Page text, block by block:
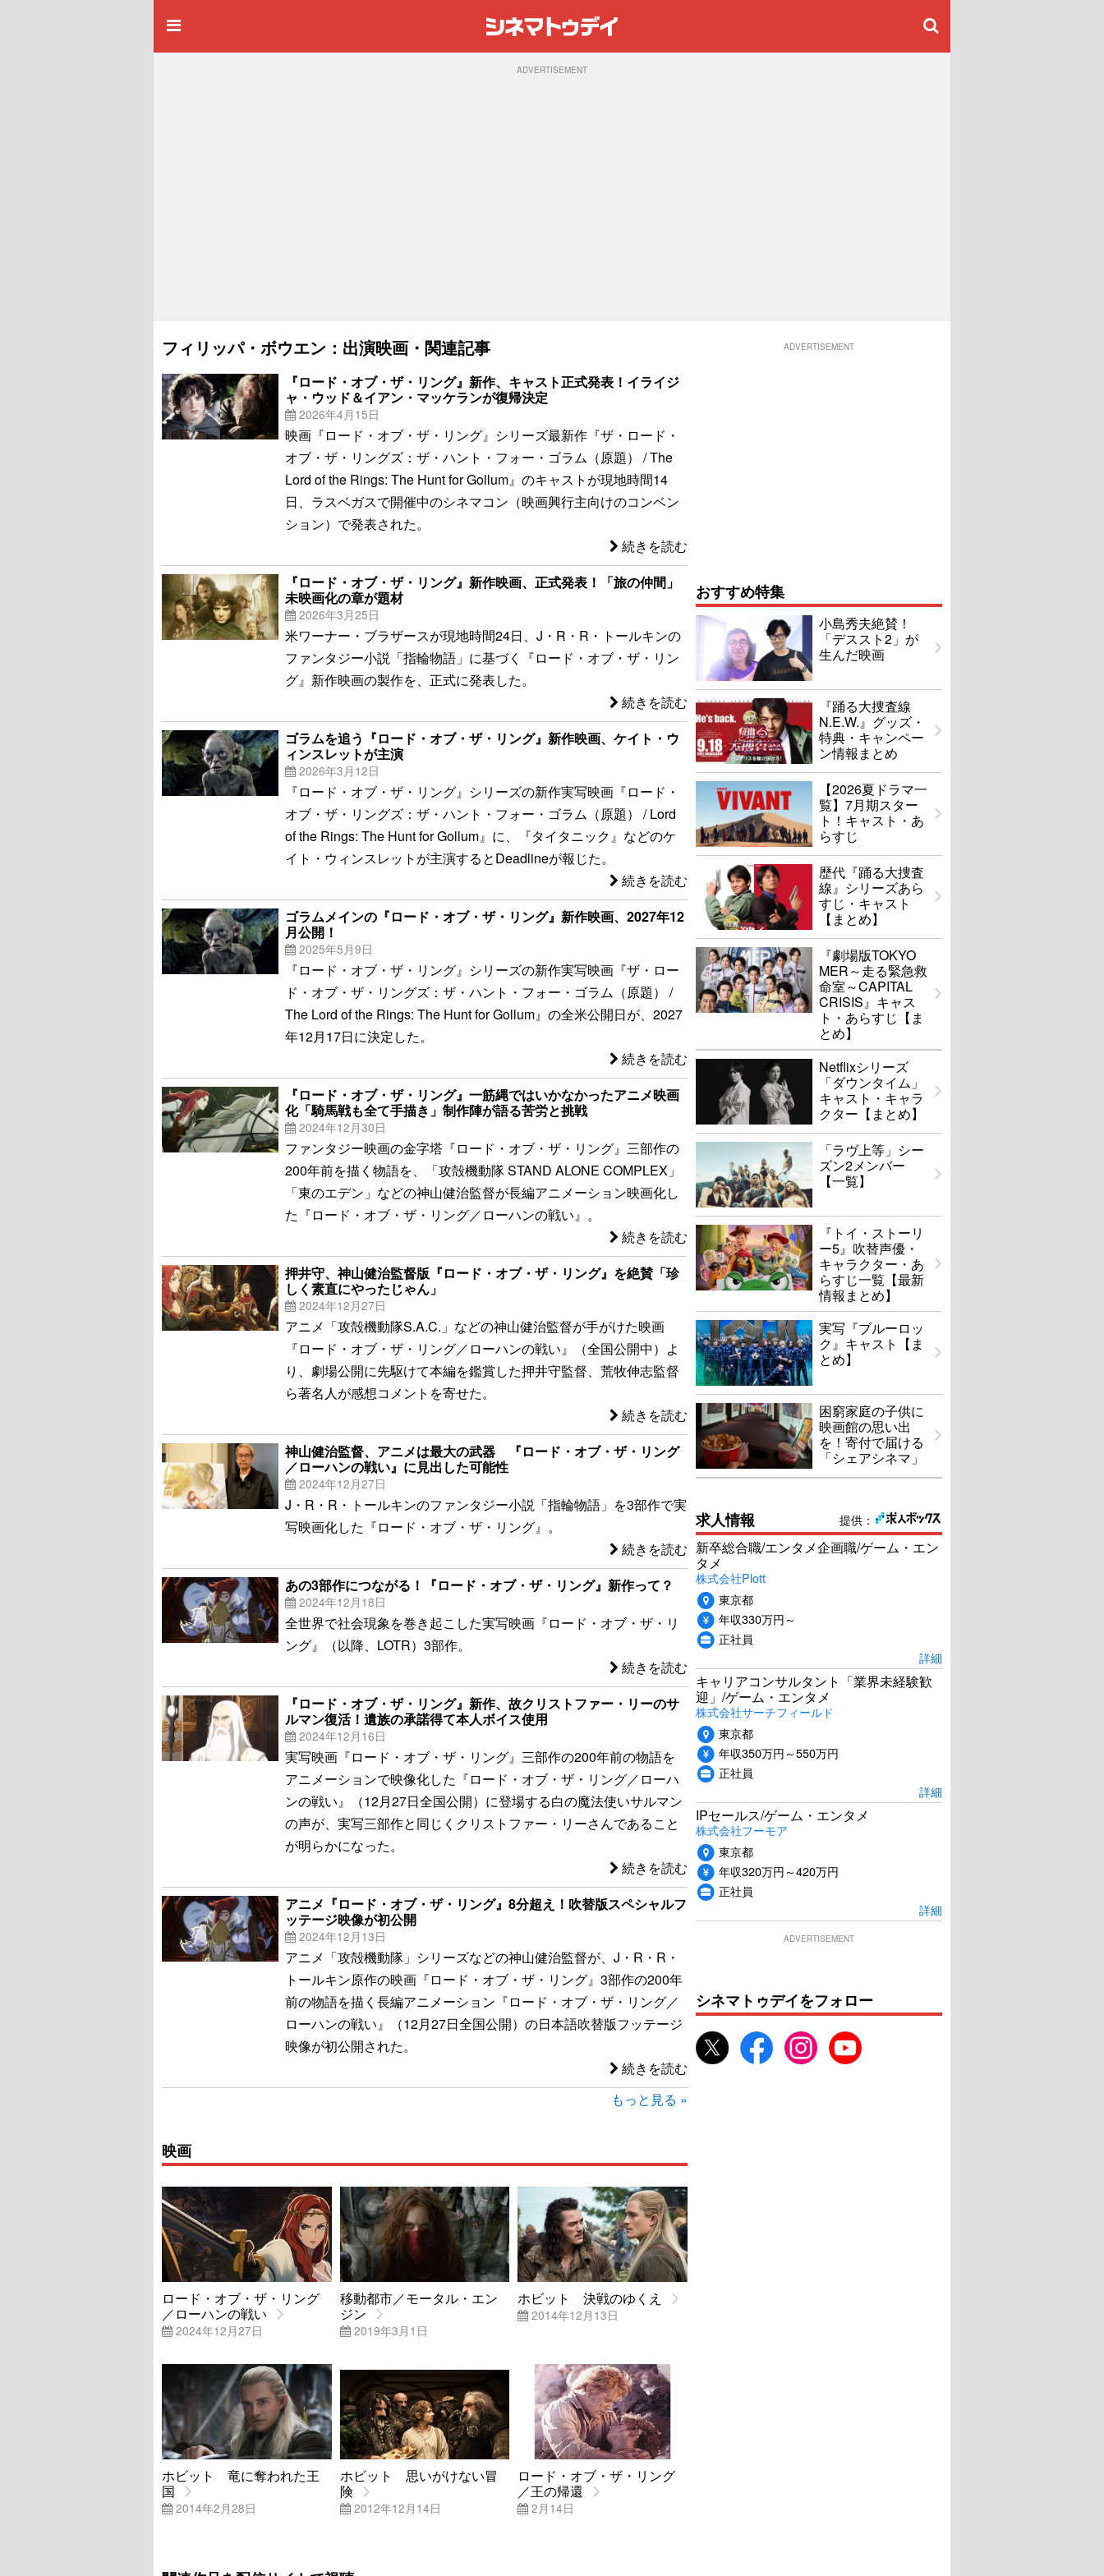
ADVERTISEMENT
フィリッパ・ボウエン：出演映画・関連記事
『ロード・オブ・ザ・リング』新作、キャスト正式発表！イライジ
ャ・ウッド＆イアン・マッケランが復帰決定
2026年4月15日
映画『ロード・オブ・ザ・リング』シリーズ最新作『ザ・ロード・
オブ・ザ・リングズ：ザ・ハント・フォー・ゴラム（原題） / The
Lord of the Rings: The Hunt for Gollum』のキャストが現地時間14
日、ラスベガスで開催中のシネマコン（映画興行主向けのコンベン
ション）で発表された。
続きを読む
『ロード・オブ・ザ・リング』新作映画、正式発表！「旅の仲間」
未映画化の章が題材
2026年3月25日
米ワーナー・ブラザースが現地時間24日、J・R・R・トールキンの
ファンタジー小説「指輪物語」に基づく『ロード・オブ・ザ・リン
グ』新作映画の製作を、正式に発表した。
続きを読む
ゴラムを追う『ロード・オブ・ザ・リング』新作映画、ケイト・ウ
ィンスレットが主演
2026年3月12日
『ロード・オブ・ザ・リング』シリーズの新作実写映画『ロード・
オブ・ザ・リングズ：ザ・ハント・フォー・ゴラム（原題） / Lord
of the Rings: The Hunt for Gollum』に、『タイタニック』などのケ
イト・ウィンスレットが主演するとDeadlineが報じた。
続きを読む
ゴラムメインの『ロード・オブ・ザ・リング』新作映画、2027年12
月公開！
2025年5月9日
『ロード・オブ・ザ・リング』シリーズの新作実写映画『ザ・ロー
ド・オブ・ザ・リングズ：ザ・ハント・フォー・ゴラム（原題） /
The Lord of the Rings: The Hunt for Gollum』の全米公開日が、2027
年12月17日に決定した。
続きを読む
『ロード・オブ・ザ・リング』一筋縄ではいかなかったアニメ映画
化「騎馬戦も全て手描き」制作陣が語る苦労と挑戦
2024年12月30日
ファンタジー映画の金字塔『ロード・オブ・ザ・リング』三部作の
200年前を描く物語を、「攻殻機動隊 STAND ALONE COMPLEX」
「東のエデン」などの神山健治監督が長編アニメーション映画化し
た『ロード・オブ・ザ・リング／ローハンの戦い』。
続きを読む
押井守、神山健治監督版『ロード・オブ・ザ・リング』を絶賛「珍
しく素直にやったじゃん」
2024年12月27日
アニメ「攻殻機動隊S.A.C.」などの神山健治監督が手がけた映画
『ロード・オブ・ザ・リング／ローハンの戦い』（全国公開中）よ
り、劇場公開に先駆けて本編を鑑賞した押井守監督、荒牧伸志監督
ら著名人が感想コメントを寄せた。
続きを読む
神山健治監督、アニメは最大の武器 『ロード・オブ・ザ・リング
／ローハンの戦い』に見出した可能性
2024年12月27日
J・R・R・トールキンのファンタジー小説「指輪物語」を3部作で実
写映画化した『ロード・オブ・ザ・リング』。
続きを読む
あの3部作につながる！『ロード・オブ・ザ・リング』新作って？
2024年12月18日
全世界で社会現象を巻き起こした実写映画『ロード・オブ・ザ・リ
ング』（以降、LOTR）3部作。
続きを読む
『ロード・オブ・ザ・リング』新作、故クリストファー・リーのサ
ルマン復活！遺族の承諾得て本人ボイス使用
2024年12月16日
実写映画『ロード・オブ・ザ・リング』三部作の200年前の物語を
アニメーションで映像化した『ロード・オブ・ザ・リング／ローハ
ンの戦い』（12月27日全国公開）に登場する白の魔法使いサルマン
の声が、実写三部作と同じくクリストファー・リーさんであること
が明らかになった。
続きを読む
アニメ『ロード・オブ・ザ・リング』8分超え！吹替版スペシャルフ
ッテージ映像が初公開
2024年12月13日
アニメ「攻殻機動隊」シリーズなどの神山健治監督が、J・R・R・
トールキン原作の映画『ロード・オブ・ザ・リング』3部作の200年
前の物語を描く長編アニメーション『ロード・オブ・ザ・リング／
ローハンの戦い』（12月27日全国公開）の日本語吹替版フッテージ
映像が初公開された。
続きを読む
もっと見る »
映画
ロード・オブ・ザ・リング
／ローハンの戦い
2024年12月27日
移動都市／モータル・エン
ジン
2019年3月1日
ホビット 決戦のゆくえ
2014年12月13日
ホビット 竜に奪われた王
国
2014年2月28日
ホビット 思いがけない冒
険
2012年12月14日
ロード・オブ・ザ・リング
／王の帰還
2月14日
ADVERTISEMENT
おすすめ特集
小島秀夫絶賛！
「デススト2」が
生んだ映画
『踊る大捜査線
N.E.W.』グッズ・
特典・キャンペー
ン情報まとめ
【2026夏ドラマ一
覧】7月期スター
ト！キャスト・あ
らすじ
歴代『踊る大捜査
線』シリーズあら
すじ・キャスト
【まとめ】
『劇場版TOKYO
MER～走る緊急救
命室～CAPITAL
CRISIS』キャス
ト・あらすじ【ま
とめ】
Netflixシリーズ
「ダウンタイム」
キャスト・キャラ
クター【まとめ】
「ラヴ上等」シー
ズン2メンバー
【一覧】
『トイ・ストーリ
ー5』吹替声優・
キャラクター・あ
らすじ一覧【最新
情報まとめ】
実写『ブルーロッ
ク』キャスト【ま
とめ】
困窮家庭の子供に
映画館の思い出
を！寄付で届ける
「シェアシネマ」
提供：
求人情報
新卒総合職/エンタメ企画職/ゲーム・エン
タメ
株式会社Plott
東京都
年収330万円～
正社員
詳細
キャリアコンサルタント「業界未経験歓
迎」/ゲーム・エンタメ
株式会社サーチフィールド
東京都
年収350万円～550万円
正社員
詳細
IPセールス/ゲーム・エンタメ
株式会社フーモア
東京都
年収320万円～420万円
正社員
詳細
ADVERTISEMENT
シネマトゥデイをフォロー